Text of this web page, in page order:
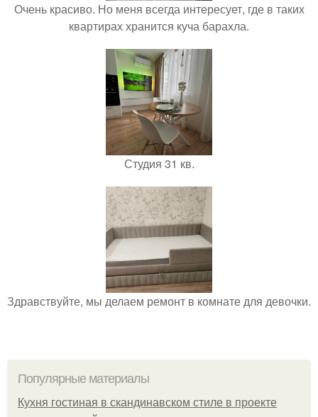
Очень красиво. Но меня всегда интересует, где в таких
квартирах хранится куча барахла.
Студия 31 кв.
Здравствуйте, мы делаем ремонт в комнате для девочки.
Популярные материалы
Кухня гостиная в скандинавском стиле в проекте